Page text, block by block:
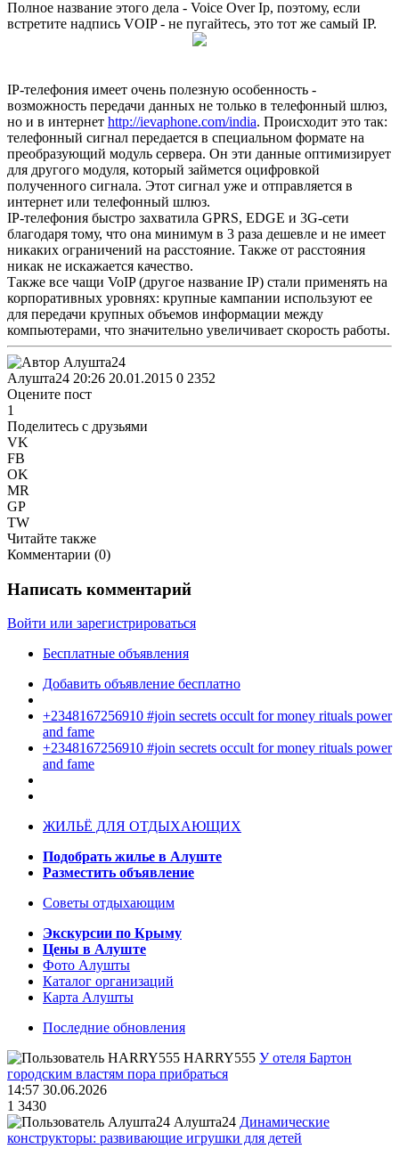
Полное название этого дела - Voice Over Ip, поэтому, если
встретите надпись VOIP - не пугайтесь, это тот же самый IP.
IP-телефония имеет очень полезную особенность -
возможность передачи данных не только в телефонный шлюз,
но и в интернет http://ievaphone.com/india. Происходит это так:
телефонный сигнал передается в специальном формате на
преобразующий модуль сервера. Он эти данные оптимизирует
для другого модуля, который займется оцифровкой
полученного сигнала. Этот сигнал уже и отправляется в
интернет или телефонный шлюз.
IP-телефония быстро захватила GPRS, EDGE и 3G-сети
благодаря тому, что она минимум в 3 раза дешевле и не имеет
никаких ограничений на расстояние. Также от расстояния
никак не искажается качество.
Также все чащи VoIP (другое название IP) стали применять на
корпоративных уровнях: крупные кампании используют ее
для передачи крупных объемов информации между
компьютерами, что значительно увеличивает скорость работы.
Алушта24 20:26 20.01.2015 0 2352
Оцените пост
1
Поделитесь с друзьями
VK
FB
OK
MR
GP
TW
Читайте также
Комментарии (0)
Написать комментарий
Войти или зарегистрироваться
Бесплатные объявления
Добавить объявление бесплатно
+2348167256910 #join secrets occult for money rituals power
and fame
+2348167256910 #join secrets occult for money rituals power
and fame
ЖИЛЬЁ ДЛЯ ОТДЫХАЮЩИХ
Подобрать жилье в Алуште
Разместить объявление
Советы отдыхающим
Экскурсии по Крыму
Цены в Алуште
Фото Алушты
Каталог организаций
Карта Алушты
Последние обновления
HARRY555 У отеля Бартон
городским властям пора прибраться
14:57 30.06.2026
1 3430
Алушта24 Динамические
конструкторы: развивающие игрушки для детей